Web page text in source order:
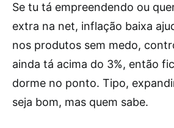
Se tu tá empreendendo ou
extra na net, inflação baixa
nos produtos sem medo,
ainda tá acima do 3%, então
dorme no ponto. Tipo,
seja bom, mas quem sabe.